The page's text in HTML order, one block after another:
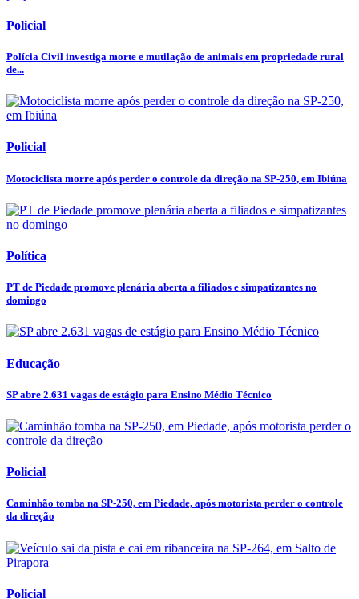
Policial
Polícia Civil investiga morte e mutilação de animais em propriedade rural
de...
Policial
Motociclista morre após perder o controle da direção na SP-250, em Ibiúna
Política
PT de Piedade promove plenária aberta a filiados e simpatizantes no
domingo
Educação
SP abre 2.631 vagas de estágio para Ensino Médio Técnico
Policial
Caminhão tomba na SP-250, em Piedade, após motorista perder o controle
da direção
Policial